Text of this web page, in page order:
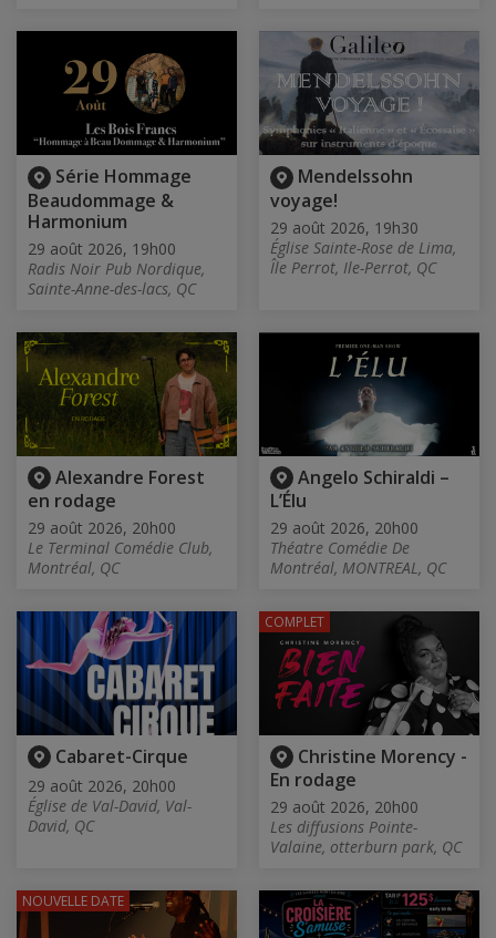
Série Hommage
Beaudommage &
Harmonium
29 août 2026, 19h00
Radis Noir Pub Nordique,
Sainte-Anne-des-lacs, QC
Mendelssohn
voyage!
29 août 2026, 19h30
Église Sainte-Rose de Lima,
Île Perrot, Ile-Perrot, QC
Alexandre Forest
en rodage
29 août 2026, 20h00
Le Terminal Comédie Club,
Montréal, QC
Angelo Schiraldi –
L’Élu
29 août 2026, 20h00
Théatre Comédie De
Montréal, MONTREAL, QC
Cabaret-Cirque
29 août 2026, 20h00
Église de Val-David, Val-
David, QC
Christine Morency -
En rodage
29 août 2026, 20h00
Les diffusions Pointe-
Valaine, otterburn park, QC
COMPLET
NOUVELLE DATE